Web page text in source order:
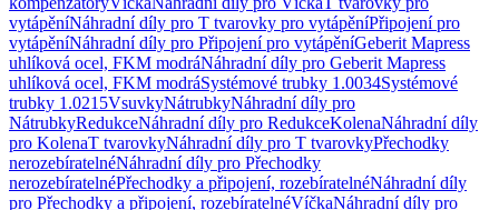
vytápěníNáhradní díly pro T tvarovky pro vytápěníPřipojení pro
vytápěníNáhradní díly pro Připojení pro vytápěníGeberit Mapress
uhlíková ocel, FKM modráNáhradní díly pro Geberit Mapress
uhlíková ocel, FKM modráSystémové trubky 1.0034Systémové
trubky 1.0215VsuvkyNátrubkyNáhradní díly pro
NátrubkyRedukceNáhradní díly pro RedukceKolenaNáhradní díly
pro KolenaT tvarovkyNáhradní díly pro T tvarovkyPřechodky
nerozebíratelnéNáhradní díly pro Přechodky
nerozebíratelnéPřechodky a připojení, rozebíratelnéNáhradní díly
pro Přechodky a připojení, rozebíratelnéVíčkaNáhradní díly pro